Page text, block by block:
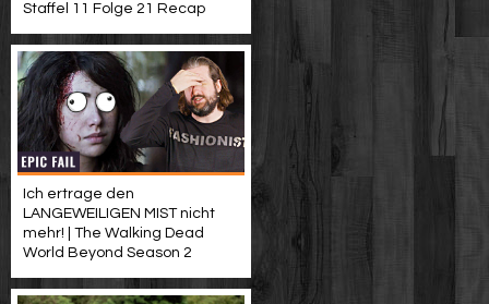
Staffel 11 Folge 21 Recap
Ich ertrage den
LANGEWEILIGEN MIST nicht
mehr! | The Walking Dead
World Beyond Season 2